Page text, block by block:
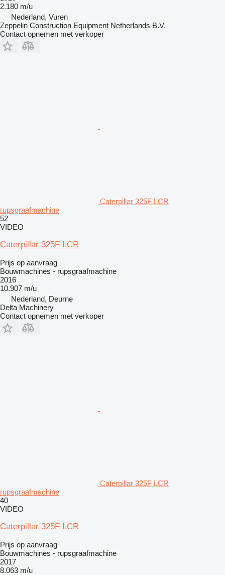
2.180 m/u
Nederland, Vuren
Zeppelin Construction Equipment Netherlands B.V.
Contact opnemen met verkoper
Caterpillar 325F LCR
rupsgraafmachine
52
VIDEO
Caterpillar 325F LCR
Prijs op aanvraag
Bouwmachines - rupsgraafmachine
2016
10.907 m/u
Nederland, Deurne
Delta Machinery
Contact opnemen met verkoper
Caterpillar 325F LCR
rupsgraafmachine
40
VIDEO
Caterpillar 325F LCR
Prijs op aanvraag
Bouwmachines - rupsgraafmachine
2017
8.063 m/u